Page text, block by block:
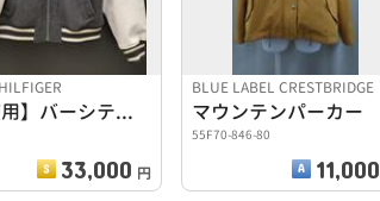
【未使用】バーシティボンバージャケット
33,000 円
BLUE LABEL CRESTBRIDGE
マウンテンパーカー
55F70-846-80
11,000